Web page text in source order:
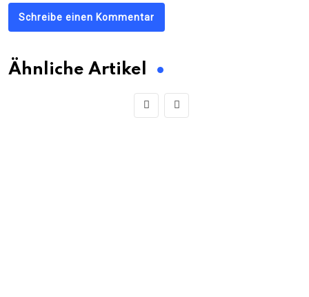
Schreibe einen Kommentar
Ähnliche Artikel